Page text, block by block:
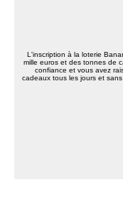
L'inscription à la loterie
mille euros et des tonnes de
confiance et vous avez
cadeaux tous les jours et